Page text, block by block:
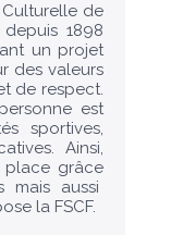
de
depuis 1898
un projet
des valeurs
de respect.
est
sportives,
Ainsi,
grâce
mais aussi
la FSCF.